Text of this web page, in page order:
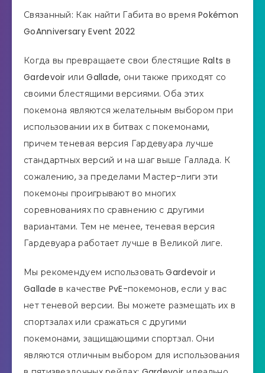
Связанный: Как найти Габита во время Pokémon
GoAnniversary Event 2022
Когда вы превращаете свои блестящие Ralts в
Gardevoir или Gallade, они также приходят со
своими блестящими версиями. Оба этих
покемона являются желательным выбором при
использовании их в битвах с покемонами,
причем теневая версия Гардевуара лучше
стандартных версий и на шаг выше Галлада. К
сожалению, за пределами Мастер-лиги эти
покемоны проигрывают во многих
соревнованиях по сравнению с другими
вариантами. Тем не менее, теневая версия
Гардевуара работает лучше в Великой лиге.
Мы рекомендуем использовать Gardevoir и
Gallade в качестве PvE-покемонов, если у вас
нет теневой версии. Вы можете размещать их в
спортзалах или сражаться с другими
покемонами, защищающими спортзал. Они
являются отличным выбором для использования